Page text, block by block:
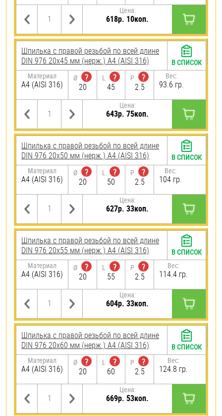
Цена:
618р. 10коп.
Шпилька с правой резьбой по всей длине
DIN 976 20х45 мм (нерж.) A4 (AISI 316)
Материал
A4 (AISI 316)
Ø
?
20
L
?
45
P
?
2.5
Вес:
93.6 гр.
Цена:
643р. 75коп.
В СПИСОК
Шпилька с правой резьбой по всей длине
DIN 976 20х50 мм (нерж.) A4 (AISI 316)
Материал
A4 (AISI 316)
Ø
?
20
L
?
50
P
?
2.5
Вес:
104 гр.
Цена:
627р. 33коп.
В СПИСОК
Шпилька с правой резьбой по всей длине
DIN 976 20х55 мм (нерж.) A4 (AISI 316)
Материал
A4 (AISI 316)
Ø
?
20
L
?
55
P
?
2.5
Вес:
114.4 гр.
Цена:
604р. 33коп.
В СПИСОК
Шпилька с правой резьбой по всей длине
DIN 976 20х60 мм (нерж.) A4 (AISI 316)
Материал
A4 (AISI 316)
Ø
?
20
L
?
60
P
?
2.5
Вес:
124.8 гр.
Цена:
669р. 53коп.
В СПИСОК